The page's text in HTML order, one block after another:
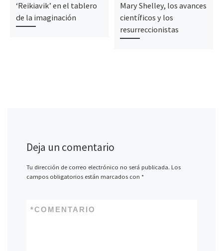
‘Reikiavik’ en el tablero
de la imaginación
Mary Shelley, los avances
científicos y los
resurreccionistas
Deja un comentario
Tu dirección de correo electrónico no será publicada. Los
campos obligatorios están marcados con *
COMENTARIO
*